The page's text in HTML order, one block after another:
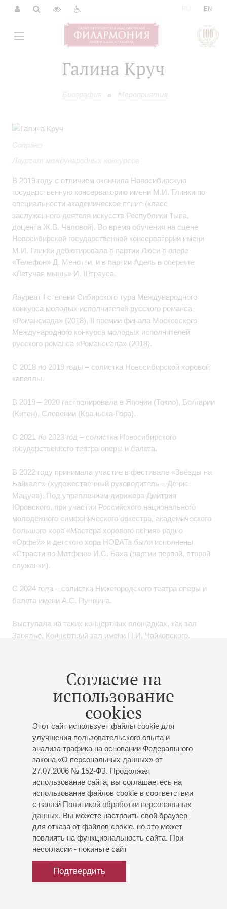
EN
Галина Круч
Биография Мероприятия
Согласие на
использование
cookies
Этот сайт использует файлы cookie для
улучшения пользовательского опыта и
анализа трафика на основании Федерального
закона «О персональных данных» от
27.07.2006 № 152-ФЗ. Продолжая
использование сайта, вы соглашаетесь на
использование файлов cookie в соответствии
с нашей Политикой обработки персональных
данных. Вы можете настроить свой браузер
для отказа от файлов cookie, но это может
повлиять на функциональность сайта. При
несогласии - покиньте сайт
Подтвердить
Сопрано
Лауреат международных конкурсов
В 2019 году с отличием окончила Новосибирскую
государственную консерваторию имени М.И. Глинки по
специальности академическое пение (класс
заслуженного деятеля искусств Республики Тыва,
доцента Ж.В. Чаловой). Во время обучения на сцене
Новосибирской государственной консерватории имени
М.И. Глинки дебютировала в партии Люси в опере
«Телефон» Д. Менотти, и в партии Адель в оперетте
«Летучая мышь» И. Штрауса.
Лауреат I степени Сибирского тура Международного
конкурса молодых исполнителей русского романса
«Романсиада» (2018), II премии финала Московского
Международного конкурса молодых исполнителей
русского романса «Романсиада» (2018).
С 2018 по 2019 годы – солистка Новосибирской хоровой
капеллы.
В 2019 – 2020 гастролировала в Японии (Токио), Болгарии
(Китен), Словении (Краньска-Гора).
С 2021 по 2023 год – солистка Новосибирского
государственного театра оперы и балета.
В 2022 году принимала участие в фестивале «Звёзды на
Байкале» (художественный руководитель – Денис
Мацуев). Под управлением дирижера Дмитрия
Юровского, при участии Российского национального
молодёжного симфонического оркестра, академического
большого хора «Мастера хорового пения» радио
«Орфей» и детского хора НОВАТа были исполнены
«Страсти по Матфею» И.С. Баха (партии первой, второй
служанки).
С 2024 года – солистка Нижегородского театра оперы и
балета имени А.С. Пушкина.
Выступала на таких концертных площадках, как зал
Зарядье, Концертный зал имени П.И. Чайковского,
Работала с такими дирижерами, как Дмитрий
Синьковский, Дмитрий Юровский, Филипп Чижевский,
Фабио Мастранджело, Иван Великанов, Дмитрий
Дмитриенко, Николай Алданов и другие.
В репертуаре партии: Церлина («Дон Жуан»), Блондхен
(«Похищение из сераля»), Фьордилиджи («Так поступают
все»), Царица ночи («Волшебная флейта», все оперы –
В.А. Моцарта), Шемаханская царица («Золотой
Петушок» Н.А. Римского-Корсакова), Олимпия («Сказки
Гофмана» Ж. Оффенбаха), Эвридика («Орфей и
Эвридика» К.В. Глюка), Клоринда («Золушка»
Дж. Россини), Адель («Летучая мышь» И. Штрауса) и
другие.